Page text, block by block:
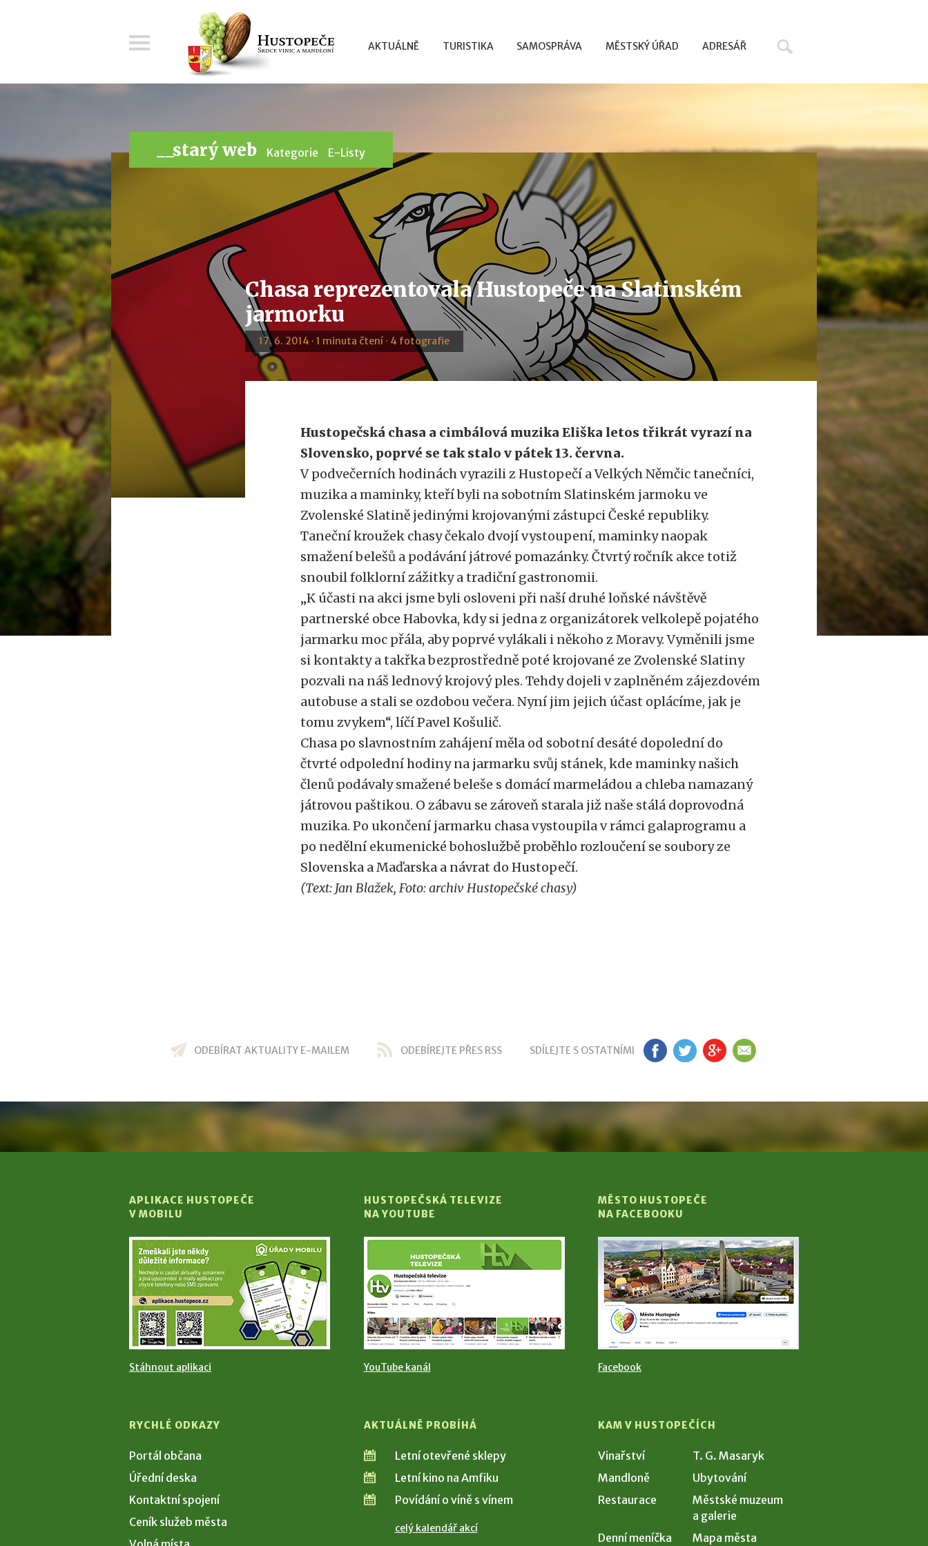
AKTUÁLNĚ TURISTIKA SAMOSPRÁVA MĚSTSKÝ ÚŘAD ADRESÁŘ
__starý web Kategorie E-Listy
Chasa reprezentovala Hustopeče na Slatinském
jarmorku
17. 6. 2014 · 1 minuta čtení · 4 fotografie
Hustopečská chasa a cimbálová muzika Eliška letos třikrát vyrazí na
Slovensko, poprvé se tak stalo v pátek 13. června.
V podvečerních hodinách vyrazili z Hustopečí a Velkých Němčic tanečníci,
muzika a maminky, kteří byli na sobotním Slatinském jarmoku ve
Zvolenské Slatině jedinými krojovanými zástupci České republiky.
Taneční kroužek chasy čekalo dvojí vystoupení, maminky naopak
smažení belešů a podávání játrové pomazánky. Čtvrtý ročník akce totiž
snoubil folklorní zážitky a tradiční gastronomii.
„K účasti na akci jsme byli osloveni při naší druhé loňské návštěvě
partnerské obce Habovka, kdy si jedna z organizátorek velkolepě pojatého
jarmarku moc přála, aby poprvé vylákali i někoho z Moravy. Vyměnili jsme
si kontakty a takřka bezprostředně poté krojované ze Zvolenské Slatiny
pozvali na náš lednový krojový ples. Tehdy dojeli v zaplněném zájezdovém
autobuse a stali se ozdobou večera. Nyní jim jejich účast oplácíme, jak je
tomu zvykem“, líčí Pavel Košulič.
Chasa po slavnostním zahájení měla od sobotní desáté dopolední do
čtvrté odpolední hodiny na jarmarku svůj stánek, kde maminky našich
členů podávaly smažené beleše s domácí marmeládou a chleba namazaný
játrovou paštikou. O zábavu se zároveň starala již naše stálá doprovodná
muzika. Po ukončení jarmarku chasa vystoupila v rámci galaprogramu a
po nedělní ekumenické bohoslužbě proběhlo rozloučení se soubory ze
Slovenska a Maďarska a návrat do Hustopečí.
(Text: Jan Blažek, Foto: archiv Hustopečské chasy)
ODEBÍRAT AKTUALITY E-MAILEM ODEBÍREJTE PŘES RSS SDÍLEJTE S OSTATNÍMI FB TW GP EM
APLIKACE HUSTOPEČE
V MOBILU
Stáhnout aplikaci
HUSTOPEČSKÁ TELEVIZE
NA YOUTUBE
YouTube kanál
MĚSTO HUSTOPEČE
NA FACEBOOKU
Facebook
RYCHLÉ ODKAZY
Portál občana
Úřední deska
Kontaktní spojení
Ceník služeb města
AKTUÁLNĚ PROBÍHÁ
Letní otevřené sklepy
Letní kino na Amfiku
Povídání o víně s vínem
celý kalendář akcí
KAM V HUSTOPEČÍCH
Vinařství
T. G. Masaryk
Mandloně
Ubytování
Restaurace
Městské muzeum
a galerie
Denní meníčka
Mapa města